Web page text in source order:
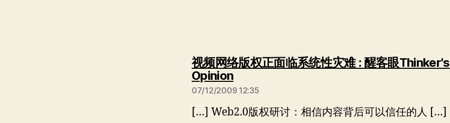
视频网络版权正面临系统性灾难 : 醒客眼Thinker's
Opinion说：
07/12/2009 12:35
[…] Web2.0版权研讨：相信内容背后可以信任的人 […]